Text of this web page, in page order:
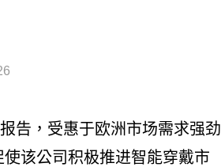
告，受惠于欧洲市场需求强劲
该公司积极推进智能穿戴市